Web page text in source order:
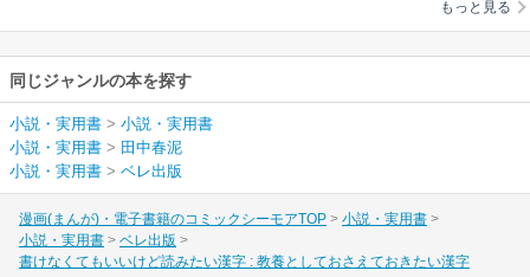
もっと見る
同じジャンルの本を探す
小説・実用書 > 小説・実用書
小説・実用書 > 田中春泥
小説・実用書 > ベレ出版
漫画(まんが)・電子書籍のコミックシーモアTOP
小説・実用書
小説・実用書
ベレ出版
書けなくてもいいけど読みたい漢字 : 教養としておさえておきたい漢字